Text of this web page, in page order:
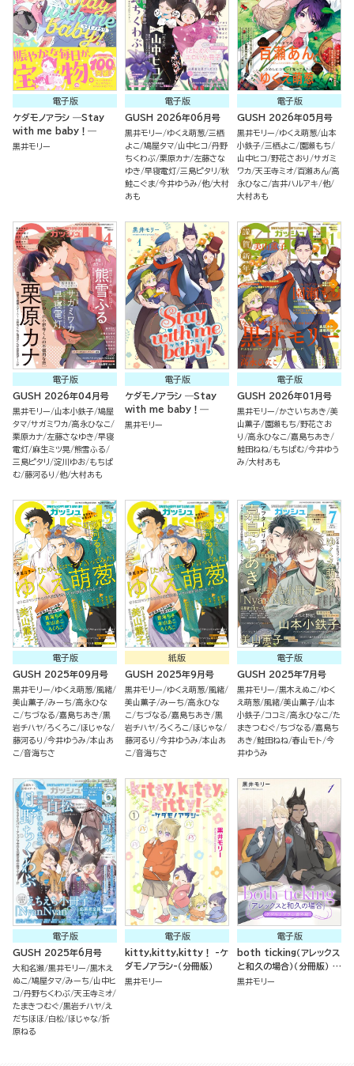
電子版
ケダモノアラシ ―Stay
with me baby！―
黒井モリー
電子版
GUSH 2026年06月号
黒井モリー ゆくえ萌葱 三栖
よこ 鳩屋タマ 山中ヒコ 丹野
ちくわぶ 栗原カナ 左藤さな
ゆき 早寝電灯 三島ピタリ
秋
鮭こぐま 今井ゆうみ 他 大村
あも
電子版
GUSH 2026年05月号
黒井モリー ゆくえ萌葱 山本
小鉄子 三栖よこ
園瀬もち
山中ヒコ 野花さおり
サガミ
ワカ 天王寺ミオ 百瀬あん 高
永ひなこ 吉井ハルアキ 他
大村あも
電子版
GUSH 2026年04月号
黒井モリー 山本小鉄子 鳩屋
タマ サガミワカ 高永ひなこ
栗原カナ 左藤さなゆき 早寝
電灯 麻生ミツ晃 熊雪ふる
三島ピタリ
淀川ゆお もちぱ
む 藤河るり 他 大村あも
電子版
ケダモノアラシ ―Stay
with me baby！―
黒井モリー
電子版
GUSH 2026年01月号
黒井モリー かさいちあき 美
山薫子 園瀬もち 野花さお
り
高永ひなこ 嘉島ちあき
鮭田ねね
もちぱむ 今井ゆう
み 大村あも
電子版
GUSH 2025年09月号
黒井モリー ゆくえ萌葱
風緒
美山薫子 みーち 高永ひな
こ
ちづなる 嘉島ちあき 黒
岩チハヤ ろくろこ
ほじゃな
藤河るり
今井ゆうみ 本山あ
こ 音海ちさ
紙版
GUSH 2025年9月号
黒井モリー ゆくえ萌葱
風緒
美山薫子 みーち 高永ひな
こ
ちづなる 嘉島ちあき 黒
岩チハヤ ろくろこ
ほじゃな
藤河るり
今井ゆうみ 本山あ
こ 音海ちさ
電子版
GUSH 2025年7月号
黒井モリー 黒木えぬこ
ゆく
え萌葱
風緒 美山薫子 山本
小鉄子 ココミ 高永ひなこ た
まきつむぐ
ちづなる 嘉島ち
あき 鮭田ねね 春山モト 今
井ゆうみ
電子版
GUSH 2025年6月号
大和名瀬 黒井モリー 黒木え
ぬこ 鳩屋タマ みーち
山中ヒ
コ 丹野ちくわぶ 天王寺ミオ
たまきつむぐ 黒岩チハヤ え
だちほほ
白松 ほじゃな 折
原ねる
電子版
kitty,kitty,kitty！ -ケ
ダモノアラシ-（分冊版）
黒井モリー
電子版
both ticking（アレックス
と和久の場合）（分冊版） ケ
ダモノアラシ番外編
黒井モリー